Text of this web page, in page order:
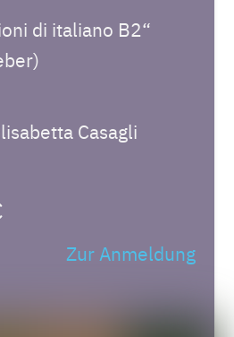
di italiano B2“
Casagli
Zur Anmeldung